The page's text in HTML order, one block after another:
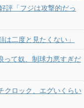
評「フジは攻撃的だっ
二度と見たくない」
って奴、制球力悪すぎだ
クロック、エグいくらい